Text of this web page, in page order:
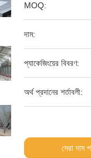
MOQ:
দাম:
প্যাকেজিংয়ের বিবরণ:
অর্থ প্রদানের শর্তাবলী:
সেরা দাম